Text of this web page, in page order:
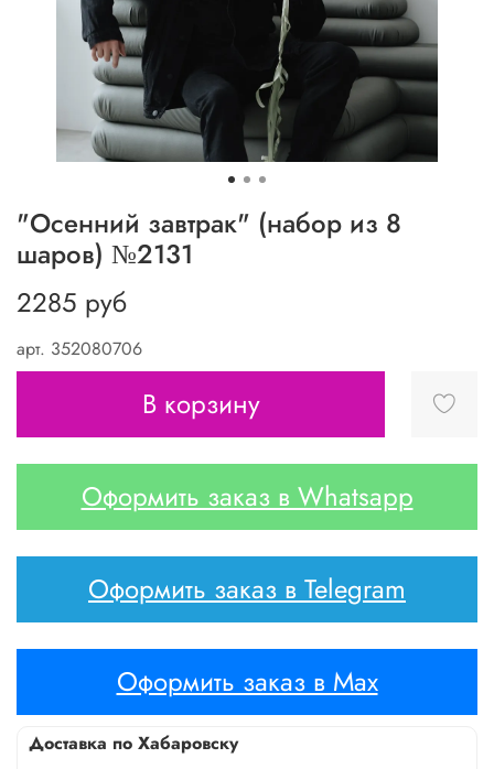
арт. 352080706
"Осенний завтрак" (набор из 8
шаров) №2131
2285 руб
В корзину
Оформить заказ в Whatsapp
Оформить заказ в Telegram
Оформить заказ в Max
Доставка по Хабаровску